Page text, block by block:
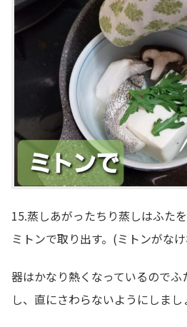
15.蒸しあがったちり蒸しはふた
ミトンで取り出す。(ミトンがな
器はかなり熱くなっているので
し、直にさわらないようにしまし